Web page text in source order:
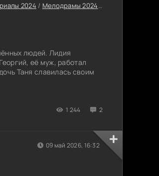
2024 / Мелодрамы 2024/
людей. Лидия
её муж, работал
Таня славилась своим
1 244 2
09 май 2026, 16:32